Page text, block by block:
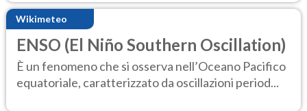
Wikimeteo
ENSO (El Niño Southern Oscillation)
È un fenomeno che si osserva nell’Oceano Pacifico
equatoriale, caratterizzato da oscillazioni period...